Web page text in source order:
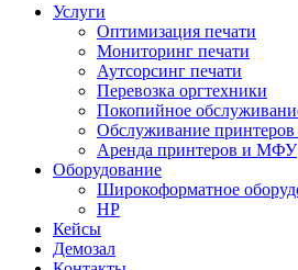
Услуги
Оптимизация печати
Мониторинг печати
Аутсорсинг печати
Перевозка оргтехники
Покопийное
Обслуживание
Аренда принтеров и МФУ
Оборудование
Широкоформатное
HP
Кейсы
Демозал